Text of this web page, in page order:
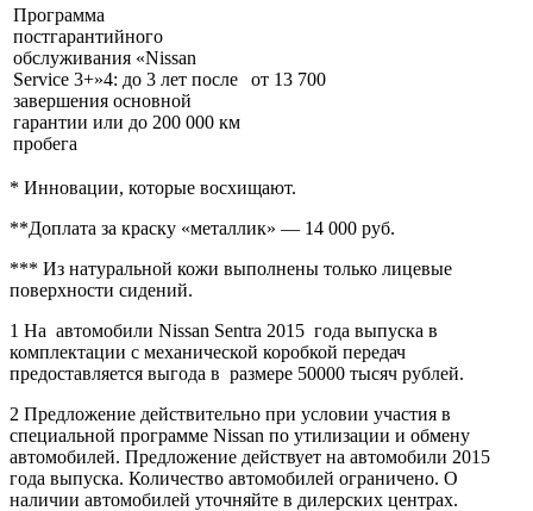
Программа
постгарантийного
обслуживания «Nissan
Service 3+»4: до 3 лет после
завершения основной
гарантии или до 200 000 км
пробега
от 13 700
* Инновации, которые восхищают.
**Доплата за краску «металлик» — 14 000 руб.
*** Из натуральной кожи выполнены только лицевые
поверхности сидений.
1 На автомобили Nissan Sentra 2015 года выпуска в
комплектации c механической коробкой передач
предоставляется выгода в размере 50000 тысяч рублей.
2 Предложение действительно при условии участия в
специальной программе Nissan по утилизации и обмену
автомобилей. Предложение действует на автомобили 2015
года выпуска. Количество автомобилей ограничено. О
наличии автомобилей уточняйте в дилерских центрах.